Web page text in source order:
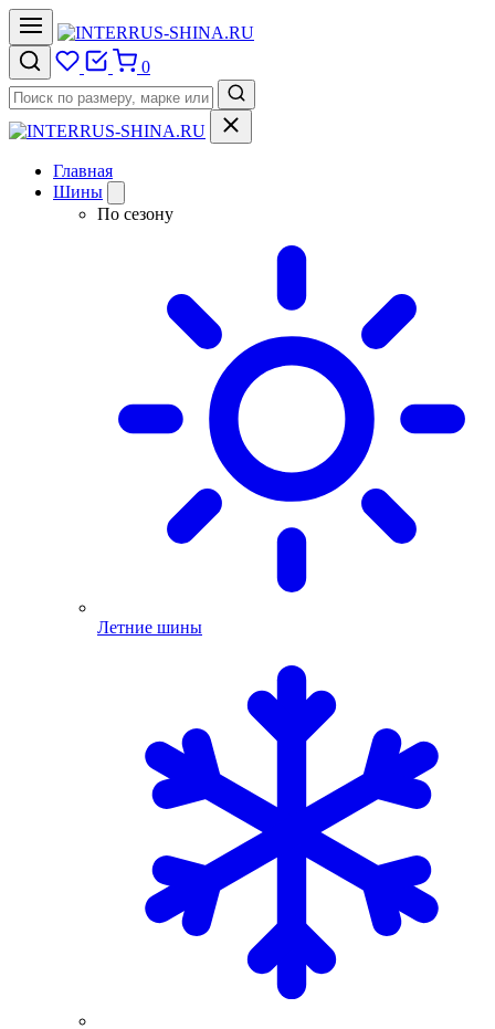
0
Главная
Шины
По сезону
Летние шины